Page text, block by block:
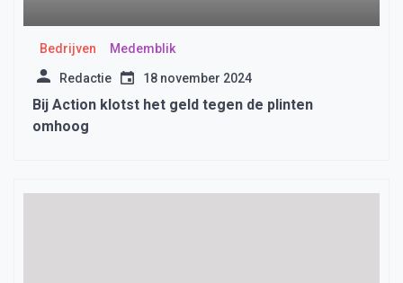
Bedrijven Medemblik
Redactie 18 november 2024
Bij Action klotst het geld tegen de plinten
omhoog